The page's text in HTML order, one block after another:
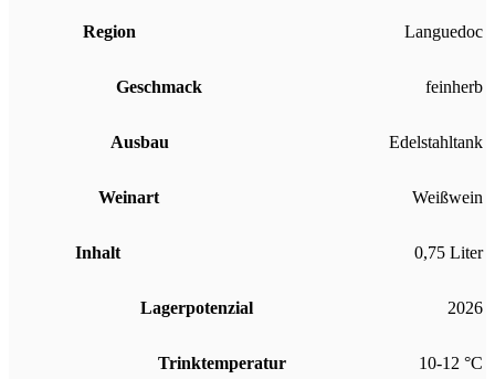
Region Languedoc
Geschmack feinherb
Ausbau Edelstahltank
Weinart Weißwein
Inhalt 0,75 Liter
Lagerpotenzial 2026
Trinktemperatur 10-12 °C